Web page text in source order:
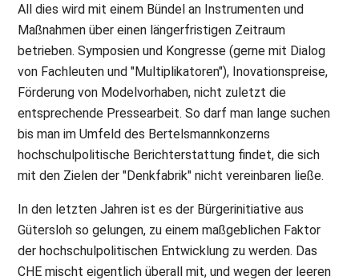
All dies wird mit einem Bündel an Instrumenten und
Maßnahmen über einen längerfristigen Zeitraum
betrieben. Symposien und Kongresse (gerne mit Dialog
von Fachleuten und "Multiplikatoren"), Inovationspreise,
Förderung von Modelvorhaben, nicht zuletzt die
entsprechende Pressearbeit. So darf man lange suchen
bis man im Umfeld des Bertelsmannkonzerns
hochschulpolitische Berichterstattung findet, die sich
mit den Zielen der "Denkfabrik" nicht vereinbaren ließe.
In den letzten Jahren ist es der Bürgerinitiative aus
Gütersloh so gelungen, zu einem maßgeblichen Faktor
der hochschulpolitischen Entwicklung zu werden. Das
CHE mischt eigentlich überall mit, und wegen der leeren